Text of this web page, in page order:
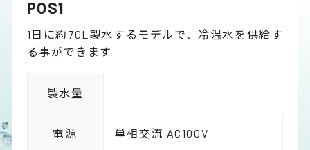
POS1
1日に約70L製水するモデルで、冷温水を供給す
る事ができます
製水量
電源 単相交流 AC100V